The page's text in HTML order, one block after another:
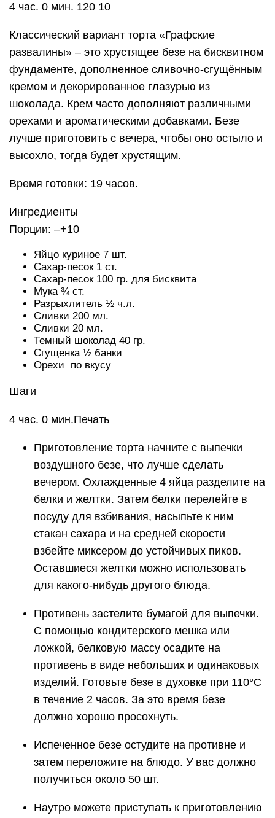
4 час. 0 мин. 120 10
Классический вариант торта «Графские
развалины» – это хрустящее безе на бисквитном
фундаменте, дополненное сливочно-сгущённым
кремом и декорированное глазурью из
шоколада. Крем часто дополняют различными
орехами и ароматическими добавками. Безе
лучше приготовить с вечера, чтобы оно остыло и
высохло, тогда будет хрустящим.
Время готовки: 19 часов.
Ингредиенты
Порции: –+10
Яйцо куриное 7 шт.
Сахар-песок 1 ст.
Сахар-песок 100 гр. для бисквита
Мука ¾ ст.
Разрыхлитель ½ ч.л.
Сливки 200 мл.
Сливки 20 мл.
Темный шоколад 40 гр.
Сгущенка ½ банки
Орехи по вкусу
Шаги
4 час. 0 мин.Печать
Приготовление торта начните с выпечки
воздушного безе, что лучше сделать
вечером. Охлажденные 4 яйца разделите на
белки и желтки. Затем белки перелейте в
посуду для взбивания, насыпьте к ним
стакан сахара и на средней скорости
взбейте миксером до устойчивых пиков.
Оставшиеся желтки можно использовать
для какого-нибудь другого блюда.
Противень застелите бумагой для выпечки.
С помощью кондитерского мешка или
ложкой, белковую массу осадите на
противень в виде небольших и одинаковых
изделий. Готовьте безе в духовке при 110°С
в течение 2 часов. За это время безе
должно хорошо просохнуть.
Испеченное безе остудите на противне и
затем переложите на блюдо. У вас должно
получиться около 50 шт.
Наутро можете приступать к приготовлению